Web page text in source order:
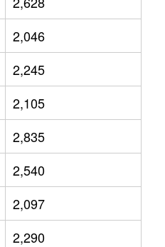
2,046
2,245
2,105
2,835
2,540
2,097
2,290